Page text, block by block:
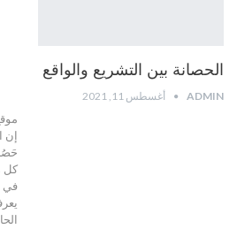
الحصانة بين التشريع والواقع
ADMIN أغسطس 11, 2021
إن
كل
في